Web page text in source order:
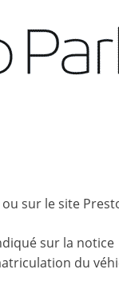
sur le site
sur la notice
du